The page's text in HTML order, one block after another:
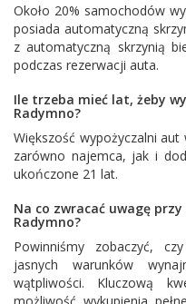
Około 20% samochodów
posiada automatyczną
z automatyczną skrzynią
podczas rezerwacji auta.
Ile trzeba mieć lat, żeby
Radymno?
Większość wypożyczalni
zarówno najemca, jak i
ukończone 21 lat.
Na co zwracać uwagę
Radymno?
Powinniśmy zobaczyć,
jasnych warunków
wątpliwości. Kluczową